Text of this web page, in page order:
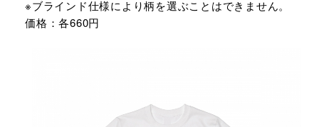
※ブラインド仕様により柄を選ぶことはできません。
価格：各660円